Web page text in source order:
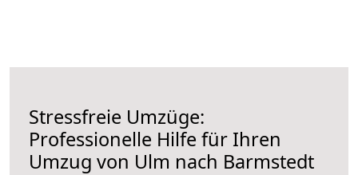
Stressfreie Umzüge:
Professionelle Hilfe für Ihren
Umzug von Ulm nach Barmstedt